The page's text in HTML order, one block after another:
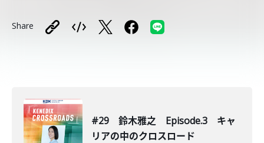
Share
#29 鈴木雅之 Episode.3 キャ
リアの中のクロスロード